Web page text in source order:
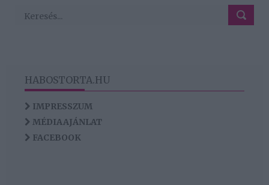
HABOSTORTA.HU
IMPRESSZUM
MÉDIAAJÁNLAT
FACEBOOK